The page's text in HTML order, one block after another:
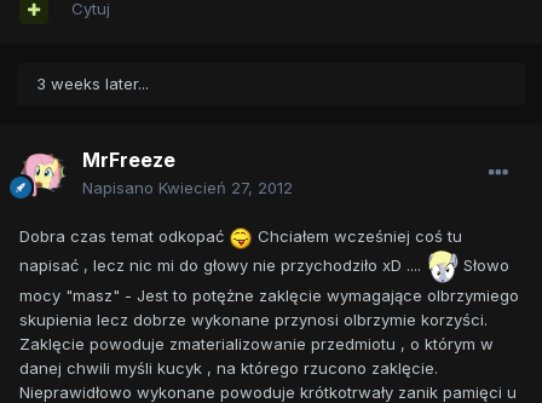
Cytuj
3 weeks later...
MrFreeze
Napisano Kwiecień 27, 2012
Dobra czas temat odkopać
Chciałem wcześniej coś tu
napisać , lecz nic mi do głowy nie przychodziło xD ....
Słowo
mocy "masz" - Jest to potężne zaklęcie wymagające olbrzymiego
skupienia lecz dobrze wykonane przynosi olbrzymie korzyści.
Zaklęcie powoduje zmaterializowanie przedmiotu , o którym w
danej chwili myśli kucyk , na którego rzucono zaklęcie.
Nieprawidłowo wykonane powoduje krótkotrwały zanik pamięci u